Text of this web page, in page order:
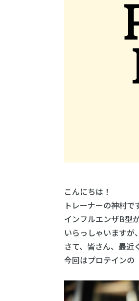
こんにちは！
トレーナーの神村で
インフルエンザB型
いらっしゃいますが
さて、皆さん、最近
今回はプロテインの